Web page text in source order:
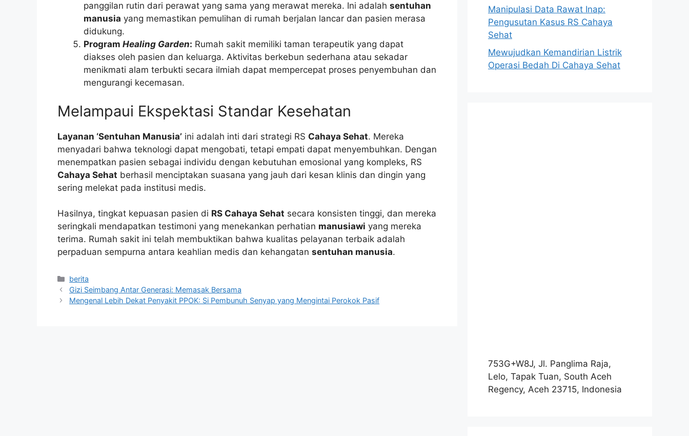
panggilan rutin dari perawat yang sama yang merawat mereka. Ini adalah sentuhan
manusia yang memastikan pemulihan di rumah berjalan lancar dan pasien merasa
didukung.
Program Healing Garden: Rumah sakit memiliki taman terapeutik yang dapat
diakses oleh pasien dan keluarga. Aktivitas berkebun sederhana atau sekadar
menikmati alam terbukti secara ilmiah dapat mempercepat proses penyembuhan dan
mengurangi kecemasan.
Melampaui Ekspektasi Standar Kesehatan
Layanan ‘Sentuhan Manusia’ ini adalah inti dari strategi RS Cahaya Sehat. Mereka
menyadari bahwa teknologi dapat mengobati, tetapi empati dapat menyembuhkan. Dengan
menempatkan pasien sebagai individu dengan kebutuhan emosional yang kompleks, RS
Cahaya Sehat berhasil menciptakan suasana yang jauh dari kesan klinis dan dingin yang
sering melekat pada institusi medis.
Hasilnya, tingkat kepuasan pasien di RS Cahaya Sehat secara konsisten tinggi, dan mereka
seringkali mendapatkan testimoni yang menekankan perhatian manusiawi yang mereka
terima. Rumah sakit ini telah membuktikan bahwa kualitas pelayanan terbaik adalah
perpaduan sempurna antara keahlian medis dan kehangatan sentuhan manusia.
Kategori
berita
Gizi Seimbang Antar Generasi: Memasak Bersama
Mengenal Lebih Dekat Penyakit PPOK: Si Pembunuh Senyap yang Mengintai Perokok Pasif
Manipulasi Data Rawat Inap:
Pengusutan Kasus RS Cahaya
Sehat
Mewujudkan Kemandirian Listrik
Operasi Bedah Di Cahaya Sehat
753G+W8J, Jl. Panglima Raja,
Lelo, Tapak Tuan, South Aceh
Regency, Aceh 23715, Indonesia